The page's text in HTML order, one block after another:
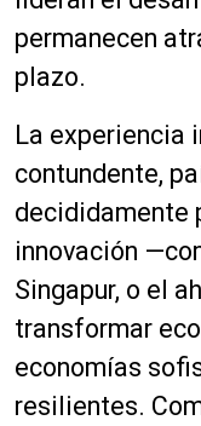
permanecen
plazo.
La experiencia
contundente,
decididamente
innovación
Singapur, o el
transformar
economías
resilientes.